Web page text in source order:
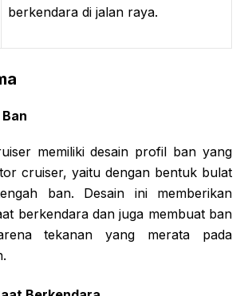
berkendara di jalan raya.
memiliki desain profil ban yang
cruiser, yaitu dengan bentuk bulat
ban. Desain ini memberikan
berkendara dan juga membuat ban
tekanan yang merata pada